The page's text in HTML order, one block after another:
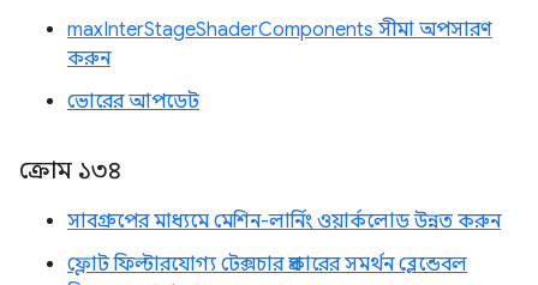
maxInterStageShaderComponents সীমা অপসারণ
করুন
ভোরের আপডেট
ক্রোম ১৩৪
সাবগ্রুপের মাধ্যমে মেশিন-লার্নিং ওয়ার্কলোড উন্নত করুন
ফ্লোট ফিল্টারযোগ্য টেক্সচার প্রকারের সমর্থন ব্লেন্ডেবল